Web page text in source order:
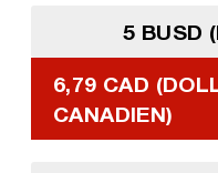
5 BUSD
6,79 CAD
CANADIEN)